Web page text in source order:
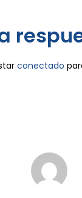
conectado